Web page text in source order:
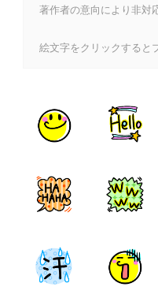
著作者の意向により非対
絵文字をクリックすると